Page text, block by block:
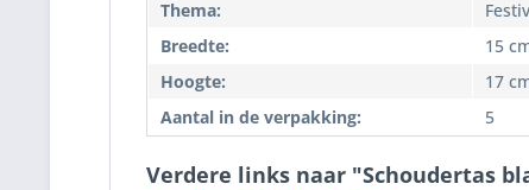
Thema:
Breedte:
15
Hoogte:
17
Aantal in de verpakking:
5
Verdere links naar "Schoudertas